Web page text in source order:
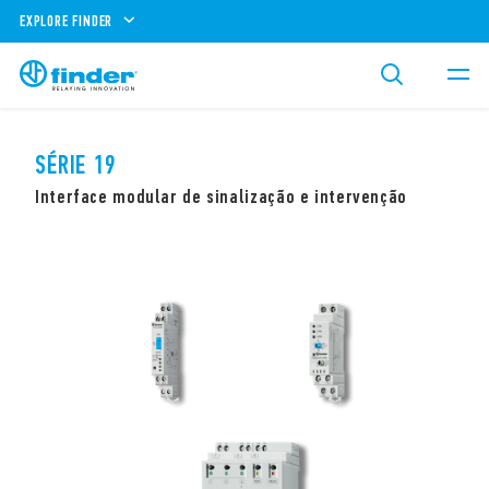
EXPLORE FINDER
SÉRIE 19
Interface modular de sinalização e intervenção